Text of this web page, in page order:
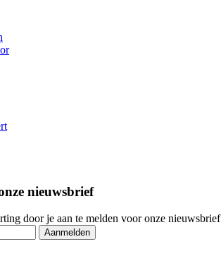
nieuwsbrief
door je aan te melden voor onze nieuwsbrief
Aanmelden